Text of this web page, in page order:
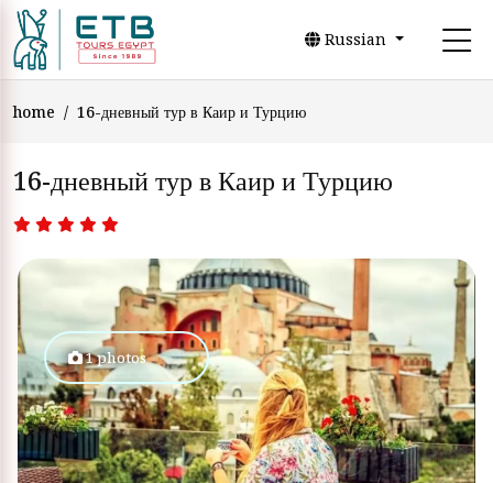
Russian
home 16-дневный тур в Каир и Турцию
16-дневный тур в Каир и Турцию
1 photos